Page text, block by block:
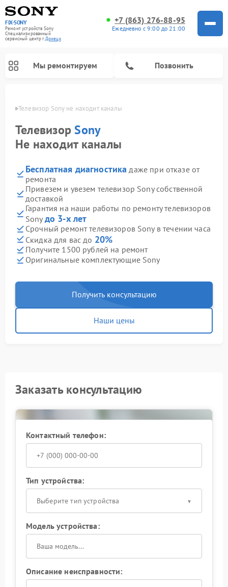
FIX-SONY
Ремонт устройств Sony
Специализированный
cервисный центр г. Донецк
+7 (863) 276-88-95
Ежедневно с 9:00 до 21:00
Мы ремонтируем Позвонить
Телевизор Sony не находит каналы
ТелевизорSony
Не находит каналы
Бесплатная диагностика даже при отказе от
ремонта
Привезем и увезем телевизор Sony собственной
доставкой
Гарантия на наши работы по ремонту телевизоров
Sony до 3-х лет
Срочный ремонт телевизоров Sony в течении часа
Скидка для вас до 20%
Получите 1500 рублей на ремонт
Оригинальные комплектующие Sony
Получить консультацию
Наши цены
Заказать консультацию
Контактный телефон:
Тип устройства:
Выберите тип устройства
Модель устройства:
Описание неисправности: